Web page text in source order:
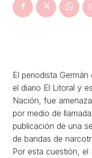
El periodista
el diario El Litoral y
Nación, fue
por medio de
publicación de una
de bandas de
Por esta cuestión, el